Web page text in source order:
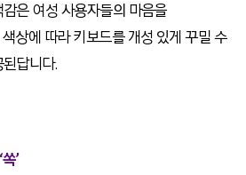
은 여성 사용자들의 마음을
상에 따라 키보드를 개성 있게 꾸밀 수
답니다.
’